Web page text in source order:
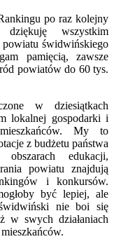
po raz kolejny
wszystkim
powiatu świdwińskiego
pamięcią, zawsze
powiatów do 60 tys.
w dziesiątkach
lokalnej gospodarki i
My to
z budżetu państwa
edukacji,
powiatu znajdują
i konkursów.
być lepiej, ale
nie boi się
w swych działaniach